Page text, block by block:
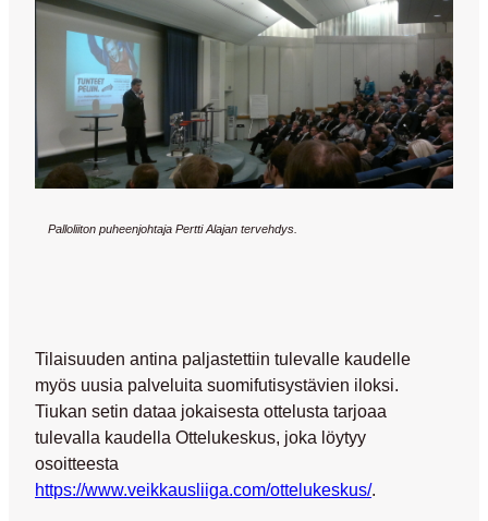
Palloliiton puheenjohtaja Pertti Alajan tervehdys.
Tilaisuuden antina paljastettiin tulevalle kaudelle
myös uusia palveluita suomifutisystävien iloksi.
Tiukan setin dataa jokaisesta ottelusta tarjoaa
tulevalla kaudella Ottelukeskus, joka löytyy
osoitteesta
https://www.veikkausliiga.com/ottelukeskus/.